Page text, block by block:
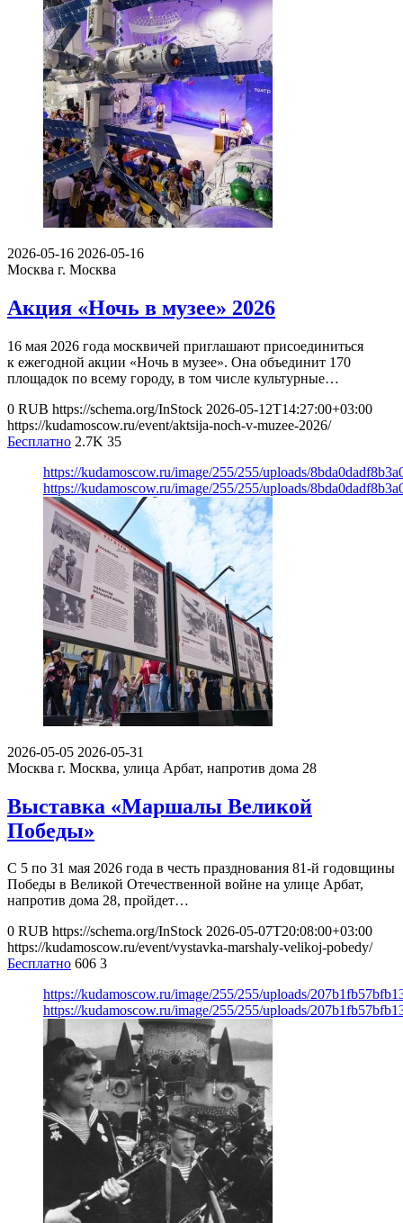
2026-05-16 2026-05-16
Москва г. Москва
Акция «Ночь в музее» 2026
16 мая 2026 года москвичей приглашают присоединиться
к ежегодной акции «Ночь в музее». Она объединит 170
площадок по всему городу, в том числе культурные…
0 RUB https://schema.org/InStock 2026-05-12T14:27:00+03:00
https://kudamoscow.ru/event/aktsija-noch-v-muzee-2026/
Бесплатно 2.7K 35
https://kudamoscow.ru/image/255/255/uploads/
https://kudamoscow.ru/image/255/255/uploads/
2026-05-05 2026-05-31
Москва г. Москва, улица Арбат, напротив дома 28
Выставка «Маршалы Великой
Победы»
С 5 по 31 мая 2026 года в честь празднования 81-й годовщины
Победы в Великой Отечественной войне на улице Арбат,
напротив дома 28, пройдет…
0 RUB https://schema.org/InStock 2026-05-07T20:08:00+03:00
https://kudamoscow.ru/event/vystavka-marshaly-velikoj-pobedy/
Бесплатно 606 3
https://kudamoscow.ru/image/255/255/uploads/
https://kudamoscow.ru/image/255/255/uploads/